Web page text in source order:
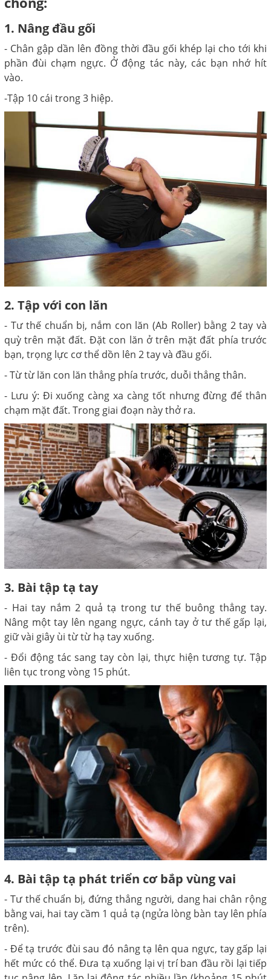
1. Nâng đầu gối
- Chân gập dần lên đồng thời đầu gối khép lại cho tới khi
phần đùi chạm ngực. Ở động tác này, các bạn nhớ hít
vào.
-Tập 10 cái trong 3 hiệp.
2. Tập với con lăn
- Tư thế chuẩn bị, nắm con lăn (Ab Roller) bằng 2 tay và
quỳ trên mặt đất. Đặt con lăn ở trên mặt đất phía trước
bạn, trọng lực cơ thể dồn lên 2 tay và đầu gối.
- Từ từ lăn con lăn thẳng phía trước, duỗi thẳng thân.
- Lưu ý: Đi xuống càng xa càng tốt nhưng đừng để thân
chạm mặt đất. Trong giai đoạn này thở ra.
3. Bài tập tạ tay
- Hai tay nắm 2 quả tạ trong tư thế buông thẳng tay.
Nâng một tay lên ngang ngực, cánh tay ở tư thế gấp lại,
giữ vài giây ùi từ từ hạ tay xuống.
- Đổi động tác sang tay còn lại, thực hiện tương tự. Tập
liên tục trong vòng 15 phút.
4. Bài tập tạ phát triển cơ bắp vùng vai
- Tư thế chuẩn bị, đứng thẳng người, dang hai chân rộng
bằng vai, hai tay cầm 1 quả tạ (ngửa lòng bàn tay lên phía
trên).
- Để tạ trước đùi sau đó nâng tạ lên qua ngực, tay gấp lại
hết mức có thể. Đưa tạ xuống lại vị trí ban đầu rồi lại tiếp